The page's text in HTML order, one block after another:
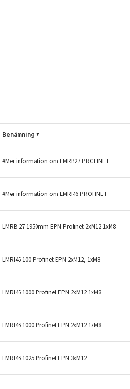
Benämning
#Mer information om LMRB27 PROFINET
#Mer information om LMRI46 PROFINET
LMRB-27 1950mm EPN Profinet 2xM12 1xM8
LMRI46 100 Profinet EPN 2xM12, 1xM8
LMRI46 1000 Profinet EPN 2xM12 1xM8
LMRI46 1000 Profinet EPN 2xM12 1xM8
LMRI46 1025 Profinet EPN 3xM12